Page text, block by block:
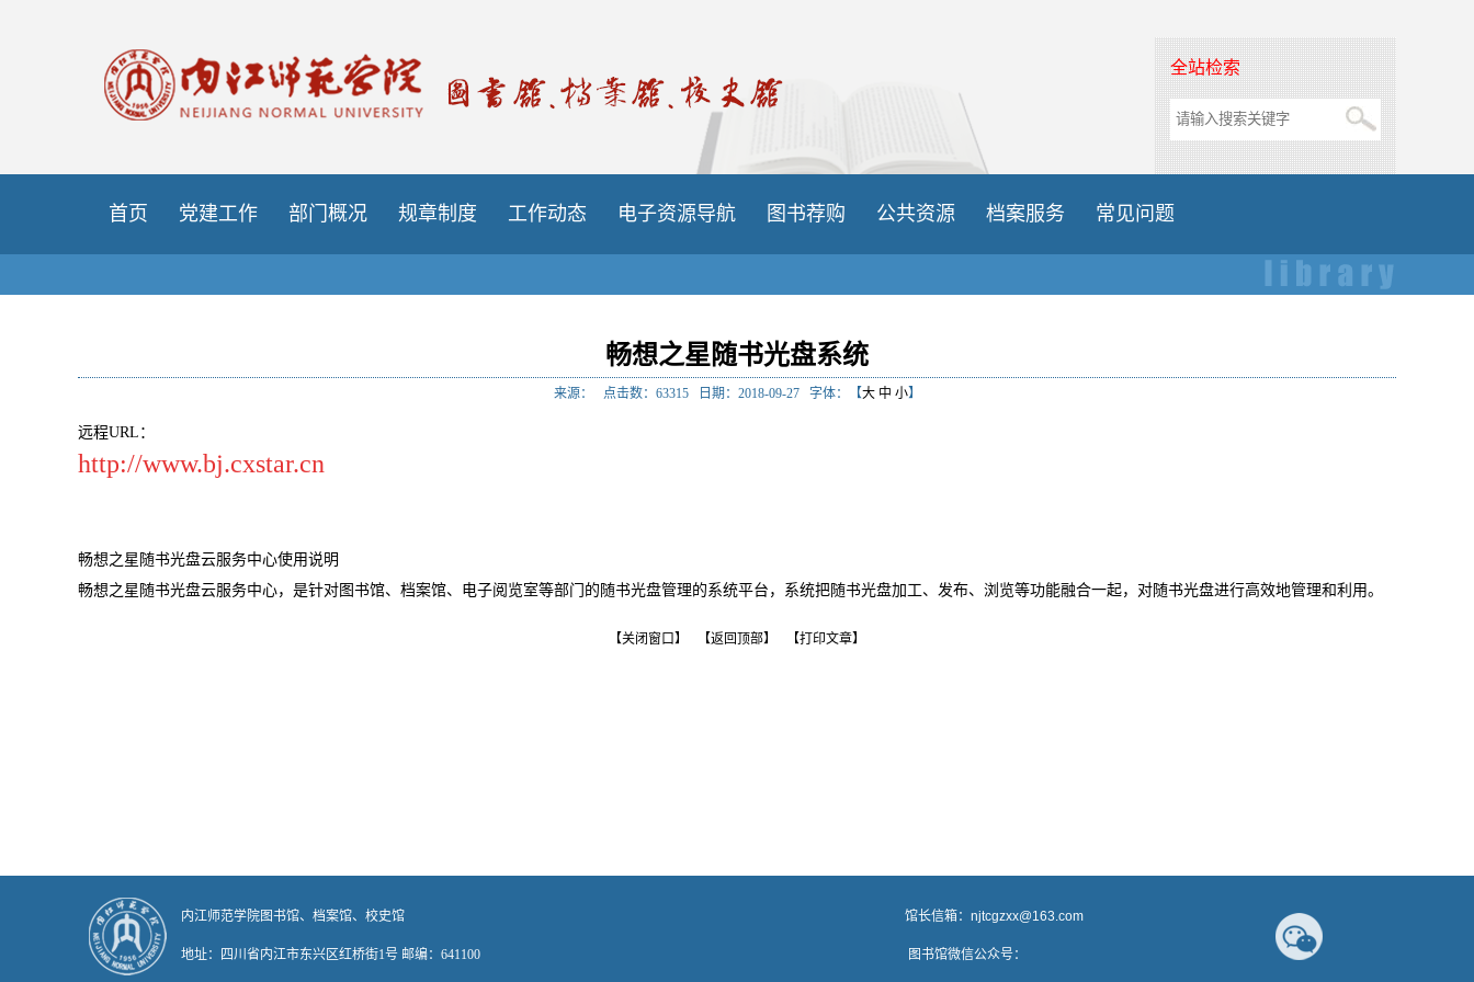
全站检索
首页 党建工作 部门概况 规章制度 工作动态 电子资源导航 图书荐购 公共资源 档案服务 常见问题
畅想之星随书光盘系统
来源： 点击数： 63315 日期：2018-09-27 字体：【大 中 小】
远程URL：
http://www.bj.cxstar.cn
畅想之星随书光盘云服务中心使用说明
畅想之星随书光盘云服务中心，是针对图书馆、档案馆、电子阅览室等部门的随书光盘管理的系统平台，系统把随书光盘加工、发布、浏览等功能融合一起，对随书光盘进行高效地管理和利用。
【关闭窗口】 【返回顶部】 【打印文章】
内江师范学院图书馆、档案馆、校史馆 馆长信箱： njtcgzxx@163.com
地址：四川省内江市东兴区红桥街1号 邮编：641100 图书馆微信公众号：